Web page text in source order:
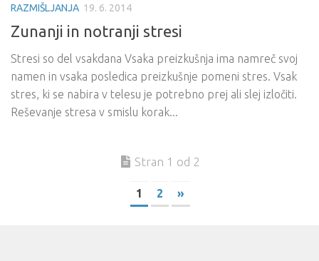
RAZMIŠLJANJA 19. 6. 2014
Zunanji in notranji stresi
Stresi so del vsakdana Vsaka preizkušnja ima namreč svoj
namen in vsaka posledica preizkušnje pomeni stres. Vsak
stres, ki se nabira v telesu je potrebno prej ali slej izločiti.
Reševanje stresa v smislu korak...
Stran 1 od 2
1 2 »